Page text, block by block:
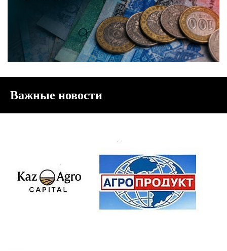
Важные новости